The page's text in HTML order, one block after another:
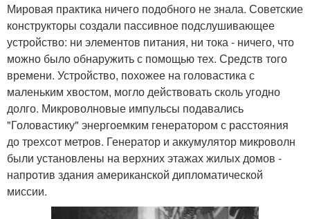
Мировая практика ничего подобного не знала. Советские
конструкторы создали пассивное подслушивающее
устройство: ни элементов питания, ни тока - ничего, что
можно было обнаружить с помощью тех. Средств того
времени. Устройство, похожее на головастика с
маленьким хвостом, могло действовать сколь угодно
долго. Микроволновые импульсы подавались
"Головастику" энергоемким генератором с расстояния
до трехсот метров. Генератор и аккумулятор микроволн
были установлены на верхних этажах жилых домов -
напротив здания американской дипломатической
миссии.